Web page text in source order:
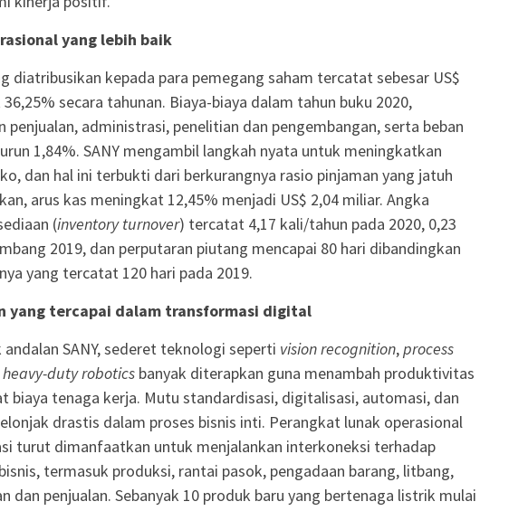
yang lebih baik
diatribusikan kepada para pemegang saham tercatat sebesar US$
secara tahunan. Biaya-biaya dalam tahun buku 2020,
penjualan, administrasi, penelitian dan pengembangan, serta beban
1,84%. SANY mengambil langkah nyata untuk meningkatkan
dan hal ini terbukti dari berkurangnya rasio pinjaman yang jatuh
arus kas meningkat 12,45% menjadi US$ 2,04 miliar. Angka
(inventory turnover) tercatat 4,17 kali/tahun pada 2020, 0,23
2019, dan perputaran piutang mencapai 80 hari dibandingkan
yang tercatat 120 hari pada 2019.
yang tercapai dalam transformasi digital
andalan SANY, sederet teknologi seperti vision recognition,process
heavy-duty robotics banyak diterapkan guna menambah produktivitas
biaya tenaga kerja. Mutu standardisasi, digitalisasi, automasi, dan
drastis dalam proses bisnis inti. Perangkat lunak operasional
turut dimanfaatkan untuk menjalankan interkoneksi terhadap
termasuk produksi, rantai pasok, pengadaan barang, litbang,
dan penjualan. Sebanyak 10 produk baru yang bertenaga listrik mulai